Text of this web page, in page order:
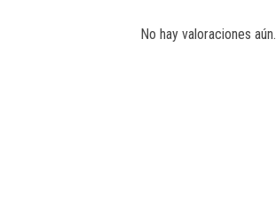
No hay valoraciones aún.